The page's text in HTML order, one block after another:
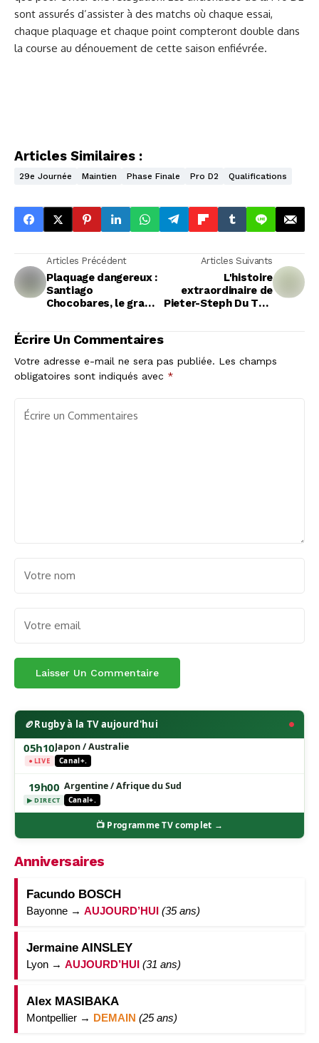
sont assurés d’assister à des matchs où chaque essai,
chaque plaquage et chaque point compteront double dans
la course au dénouement de cette saison enfiévrée.
Articles Similaires :
29e Journée Maintien Phase Finale Pro D2 Qualifications
Articles Précédent
Plaquage dangereux :
Santiago
Chocobares, le grand
Articles Suivants
L'histoire
extraordinaire de
Pieter-Steph Du Toit
Écrire Un Commentaires
Votre adresse e-mail ne sera pas publiée. Les champs
obligatoires sont indiqués avec *
🏉Rugby à la TV aujourd'hui
05h10
● LIVE
Japon / Australie
Canal+.
19h00
▶ DIRECT
Argentine / Afrique du Sud
Canal+.
📺 Programme TV complet →
Anniversaires
Facundo BOSCH
Bayonne → AUJOURD’HUI (35 ans)
Jermaine AINSLEY
Lyon → AUJOURD’HUI (31 ans)
Alex MASIBAKA
Montpellier → DEMAIN (25 ans)